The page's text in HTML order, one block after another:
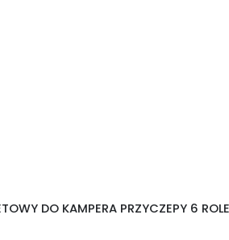
DO KAMPERA PRZYCZEPY 6